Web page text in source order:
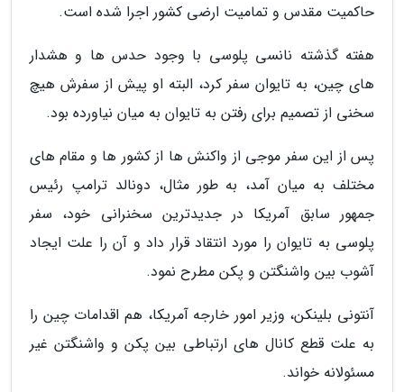
حاکمیت مقدس و تمامیت ارضی کشور اجرا شده است.
هفته گذشته نانسی پلوسی با وجود حدس ها و هشدار
های چین، به تایوان سفر کرد، البته او پیش از سفرش هیچ
سخنی از تصمیم برای رفتن به تایوان به میان نیاورده بود.
پس از این سفر موجی از واکنش ها از کشور ها و مقام های
مختلف به میان آمد، به طور مثال، دونالد ترامپ رئیس
جمهور سابق آمریکا در جدیدترین سخنرانی خود، سفر
پلوسی به تایوان را مورد انتقاد قرار داد و آن را علت ایجاد
آشوب بین واشنگتن و پکن مطرح نمود.
آنتونی بلینکن، وزیر امور خارجه آمریکا، هم اقدامات چین را
به علت قطع کانال های ارتباطی بین پکن و واشنگتن غیر
مسئولانه خواند.